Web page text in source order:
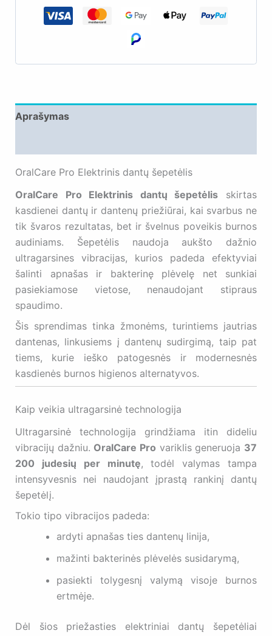
Aprašymas
OralCare Pro Elektrinis dantų šepetėlis
OralCare Pro Elektrinis dantų šepetėlis skirtas
kasdienei dantų ir dantenų priežiūrai, kai svarbus ne
tik švaros rezultatas, bet ir švelnus poveikis burnos
audiniams. Šepetėlis naudoja aukšto dažnio
ultragarsines vibracijas, kurios padeda efektyviai
šalinti apnašas ir bakterinę plėvelę net sunkiai
pasiekiamose vietose, nenaudojant stipraus
spaudimo.
Šis sprendimas tinka žmonėms, turintiems jautrias
dantenas, linkusiems į dantenų sudirgimą, taip pat
tiems, kurie ieško patogesnės ir modernesnės
kasdienės burnos higienos alternatyvos.
Kaip veikia ultragarsinė technologija
Ultragarsinė technologija grindžiama itin dideliu
vibracijų dažniu. OralCare Pro variklis generuoja 37
200 judesių per minutę, todėl valymas tampa
intensyvesnis nei naudojant įprastą rankinį dantų
šepetėlį.
Tokio tipo vibracijos padeda:
ardyti apnašas ties dantenų linija,
mažinti bakterinės plėvelės susidarymą,
pasiekti tolygesnį valymą visoje burnos
ertmėje.
Dėl šios priežasties elektriniai dantų šepetėliai